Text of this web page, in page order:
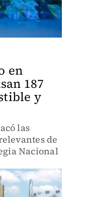
en
187
y
las
de
Nacional